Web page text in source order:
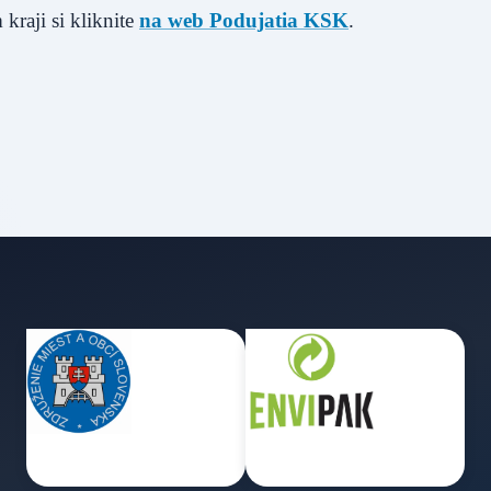
kraji si kliknite na web Podujatia KSK.